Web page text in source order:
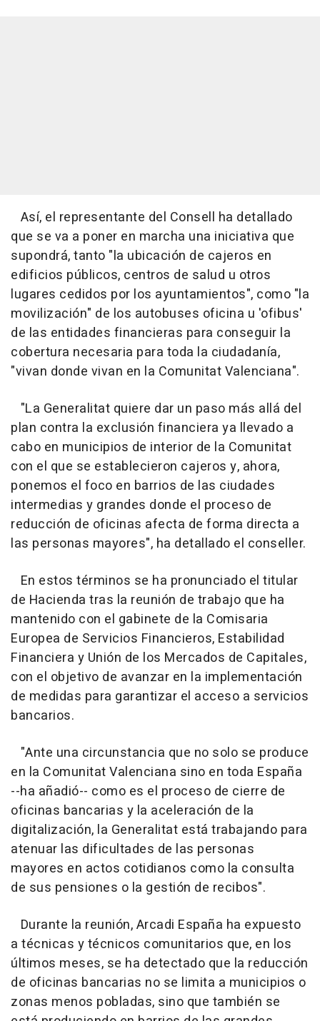
Así, el representante del Consell ha detallado
que se va a poner en marcha una iniciativa que
supondrá, tanto "la ubicación de cajeros en
edificios públicos, centros de salud u otros
lugares cedidos por los ayuntamientos", como "la
movilización" de los autobuses oficina u 'ofibus'
de las entidades financieras para conseguir la
cobertura necesaria para toda la ciudadanía,
"vivan donde vivan en la Comunitat Valenciana".
"La Generalitat quiere dar un paso más allá del
plan contra la exclusión financiera ya llevado a
cabo en municipios de interior de la Comunitat
con el que se establecieron cajeros y, ahora,
ponemos el foco en barrios de las ciudades
intermedias y grandes donde el proceso de
reducción de oficinas afecta de forma directa a
las personas mayores", ha detallado el conseller.
En estos términos se ha pronunciado el titular
de Hacienda tras la reunión de trabajo que ha
mantenido con el gabinete de la Comisaria
Europea de Servicios Financieros, Estabilidad
Financiera y Unión de los Mercados de Capitales,
con el objetivo de avanzar en la implementación
de medidas para garantizar el acceso a servicios
bancarios.
"Ante una circunstancia que no solo se produce
en la Comunitat Valenciana sino en toda España
--ha añadió-- como es el proceso de cierre de
oficinas bancarias y la aceleración de la
digitalización, la Generalitat está trabajando para
atenuar las dificultades de las personas
mayores en actos cotidianos como la consulta
de sus pensiones o la gestión de recibos".
Durante la reunión, Arcadi España ha expuesto
a técnicas y técnicos comunitarios que, en los
últimos meses, se ha detectado que la reducción
de oficinas bancarias no se limita a municipios o
zonas menos pobladas, sino que también se